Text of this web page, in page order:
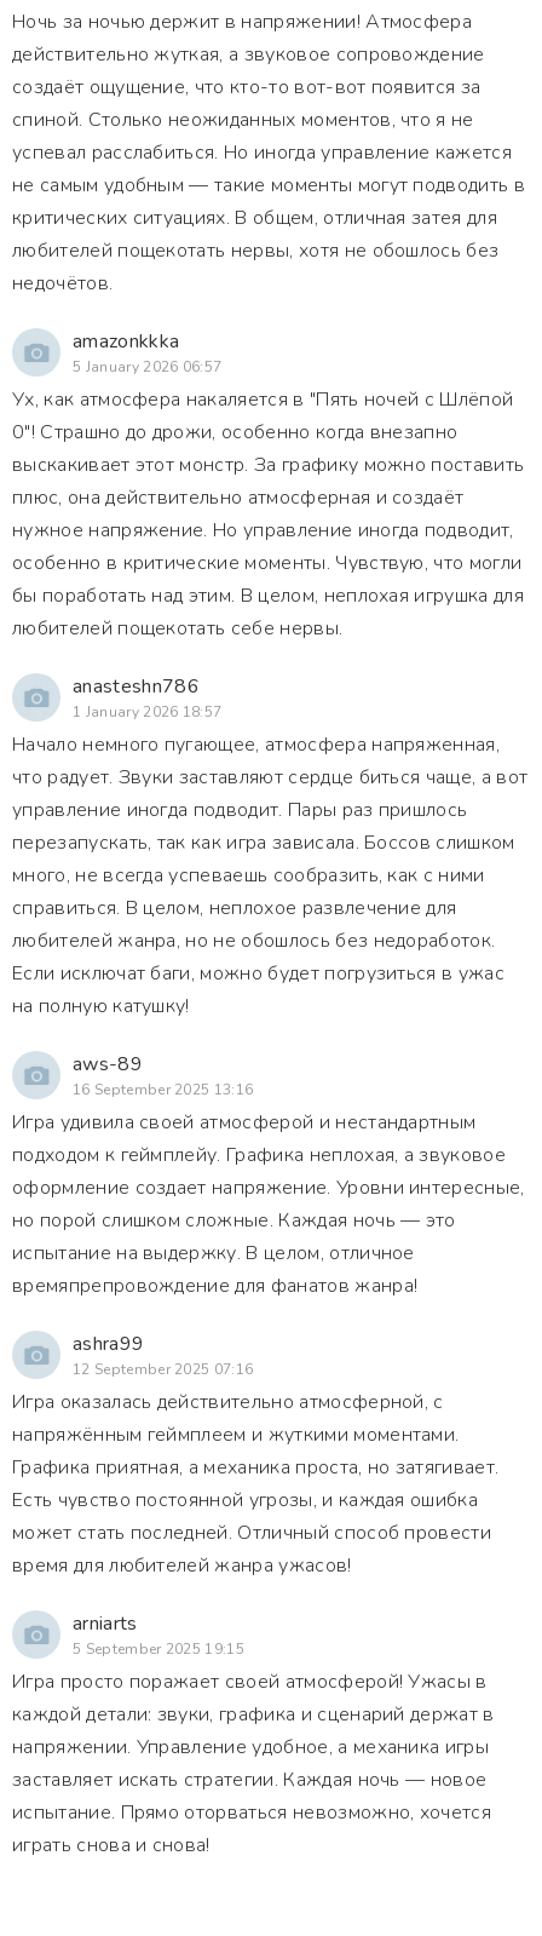
Ночь за ночью держит в напряжении! Атмосфера
действительно жуткая, а звуковое сопровождение
создаёт ощущение, что кто-то вот-вот появится за
спиной. Столько неожиданных моментов, что я не
успевал расслабиться. Но иногда управление кажется
не самым удобным — такие моменты могут подводить в
критических ситуациях. В общем, отличная затея для
любителей пощекотать нервы, хотя не обошлось без
недочётов.
amazonkkka
5 January 2026 06:57
Ух, как атмосфера накаляется в "Пять ночей с Шлёпой
0"! Страшно до дрожи, особенно когда внезапно
выскакивает этот монстр. За графику можно поставить
плюс, она действительно атмосферная и создаёт
нужное напряжение. Но управление иногда подводит,
особенно в критические моменты. Чувствую, что могли
бы поработать над этим. В целом, неплохая игрушка для
любителей пощекотать себе нервы.
anasteshn786
1 January 2026 18:57
Начало немного пугающее, атмосфера напряженная,
что радует. Звуки заставляют сердце биться чаще, а вот
управление иногда подводит. Пары раз пришлось
перезапускать, так как игра зависала. Боссов слишком
много, не всегда успеваешь сообразить, как с ними
справиться. В целом, неплохое развлечение для
любителей жанра, но не обошлось без недоработок.
Если исключат баги, можно будет погрузиться в ужас
на полную катушку!
aws-89
16 September 2025 13:16
Игра удивила своей атмосферой и нестандартным
подходом к геймплейу. Графика неплохая, а звуковое
оформление создает напряжение. Уровни интересные,
но порой слишком сложные. Каждая ночь — это
испытание на выдержку. В целом, отличное
времяпрепровождение для фанатов жанра!
ashra99
12 September 2025 07:16
Игра оказалась действительно атмосферной, с
напряжённым геймплеем и жуткими моментами.
Графика приятная, а механика проста, но затягивает.
Есть чувство постоянной угрозы, и каждая ошибка
может стать последней. Отличный способ провести
время для любителей жанра ужасов!
arniarts
5 September 2025 19:15
Игра просто поражает своей атмосферой! Ужасы в
каждой детали: звуки, графика и сценарий держат в
напряжении. Управление удобное, а механика игры
заставляет искать стратегии. Каждая ночь — новое
испытание. Прямо оторваться невозможно, хочется
играть снова и снова!